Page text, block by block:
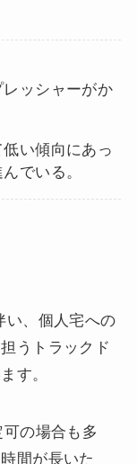
ッシャーがか
い傾向にあっ
でいる。
い、個人宅への
うトラックド
す。
の場合も多
間が長いた